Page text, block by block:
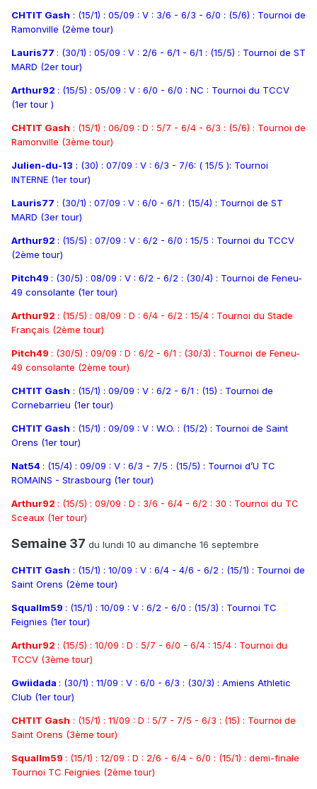
CHTIT Gash : (15/1) : 05/09 : V : 3/6 - 6/3 - 6/0 : (5/6) : Tournoi de
Ramonville (2ème tour)
Lauris77 : (30/1) : 05/09 : V : 2/6 - 6/1 - 6/1 : (15/5) : Tournoi de ST
MARD (2er tour)
Arthur92 : (15/5) : 05/09 : V : 6/0 - 6/0 : NC : Tournoi du TCCV
(1er tour )
CHTIT Gash : (15/1) : 06/09 : D : 5/7 - 6/4 - 6/3 : (5/6) : Tournoi de
Ramonville (3ème tour)
Julien-du-13 : (30) : 07/09 : V : 6/3 - 7/6: ( 15/5 ): Tournoi
INTERNE (1er tour)
Lauris77 : (30/1) : 07/09 : V : 6/0 - 6/1 : (15/4) : Tournoi de ST
MARD (3er tour)
Arthur92 : (15/5) : 07/09 : V : 6/2 - 6/0 : 15/5 : Tournoi du TCCV
(2ème tour)
Pitch49 : (30/5) : 08/09 : V : 6/2 - 6/2 : (30/4) : Tournoi de Feneu-
49 consolante (1er tour)
Arthur92 : (15/5) : 08/09 : D : 6/4 - 6/2 : 15/4 : Tournoi du Stade
Français (2ème tour)
Pitch49 : (30/5) : 09/09 : D : 6/2 - 6/1 : (30/3) : Tournoi de Feneu-
49 consolante (2ème tour)
CHTIT Gash : (15/1) : 09/09 : V : 6/2 - 6/1 : (15) : Tournoi de
Cornebarrieu (1er tour)
CHTIT Gash : (15/1) : 09/09 : V : W.O. : (15/2) : Tournoi de Saint
Orens (1er tour)
Nat54 : (15/4) : 09/09 : V : 6/3 - 7/5 : (15/5) : Tournoi d’U TC
ROMAINS - Strasbourg (1er tour)
Arthur92 : (15/5) : 09/09 : D : 3/6 - 6/4 - 6/2 : 30 : Tournoi du TC
Sceaux (1er tour)
Semaine 37 du lundi 10 au dimanche 16 septembre
CHTIT Gash : (15/1) : 10/09 : V : 6/4 - 4/6 - 6/2 : (15/1) : Tournoi de
Saint Orens (2ème tour)
Squallm59 : (15/1) : 10/09 : V : 6/2 - 6/0 : (15/3) : Tournoi TC
Feignies (1er tour)
Arthur92 : (15/5) : 10/09 : D : 5/7 - 6/0 - 6/4 : 15/4 : Tournoi du
TCCV (3ème tour)
Gwiidada : (30/1) : 11/09 : V : 6/0 - 6/3 : (30/3) : Amiens Athletic
Club (1er tour)
CHTIT Gash : (15/1) : 11/09 : D : 5/7 - 7/5 - 6/3 : (15) : Tournoi de
Saint Orens (3ème tour)
Squallm59 : (15/1) : 12/09 : D : 2/6 - 6/4 - 6/0 : (15/1) : demi-finale
Tournoi TC Feignies (2ème tour)